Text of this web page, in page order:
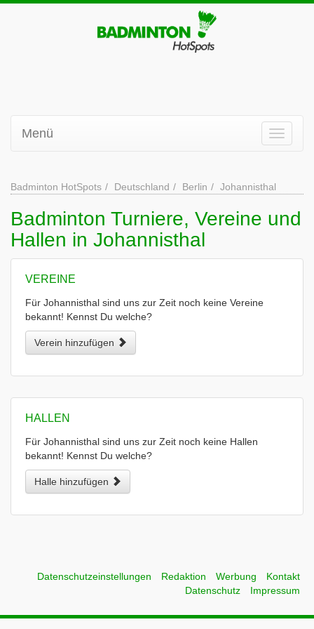
Menü
Badminton HotSpots Deutschland Berlin Johannisthal
Badminton Turniere, Vereine und
Hallen in Johannisthal
VEREINE
Für Johannisthal sind uns zur Zeit noch keine Vereine
bekannt! Kennst Du welche?
Verein hinzufügen
HALLEN
Für Johannisthal sind uns zur Zeit noch keine Hallen
bekannt! Kennst Du welche?
Halle hinzufügen
Datenschutzeinstellungen Redaktion Werbung
Kontakt
Datenschutz
Impressum